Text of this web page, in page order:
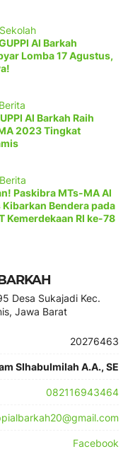
Sekolah
Al Barkah
Lomba 17 Agustus,
Berita
Al Barkah Raih
2023 Tingkat
Berita
Paskibra MTs-MA Al
Kibarkan Bendera pada
Kemerdekaan RI ke-78
Desa Sukajadi Kec.
Jawa Barat
20276463
SIhabulmilah A.A., SE
082116943464
Facebook